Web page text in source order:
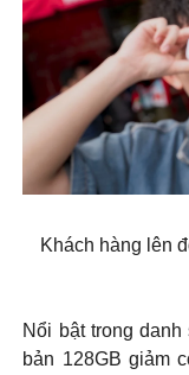
Khách hàng lên
Nổi bật trong
bản 128GB giảm